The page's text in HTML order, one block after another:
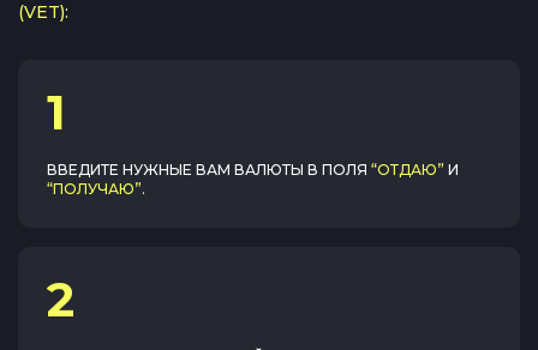
(VET):
1
ВВЕДИТЕ НУЖНЫЕ ВАМ ВАЛЮТЫ В ПОЛЯ “ОТДАЮ” И
“ПОЛУЧАЮ”.
2